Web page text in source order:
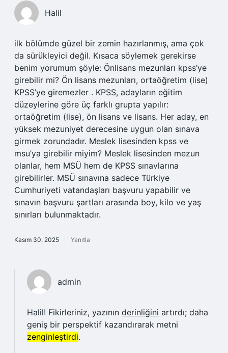
Halil
ilk bölümde güzel bir zemin hazırlanmış, ama çok
da sürükleyici değil. Kısaca söylemek gerekirse
benim yorumum şöyle: Önlisans mezunları kpss’ye
girebilir mi? Ön lisans mezunları, ortaöğretim (lise)
KPSS’ye giremezler . KPSS, adayların eğitim
düzeylerine göre üç farklı grupta yapılır:
ortaöğretim (lise), ön lisans ve lisans. Her aday, en
yüksek mezuniyet derecesine uygun olan sınava
girmek zorundadır. Meslek lisesinden kpss ve
msu’ya girebilir miyim? Meslek lisesinden mezun
olanlar, hem MSÜ hem de KPSS sınavlarına
girebilirler. MSÜ sınavına sadece Türkiye
Cumhuriyeti vatandaşları başvuru yapabilir ve
sınavın başvuru şartları arasında boy, kilo ve yaş
sınırları bulunmaktadır.
Kasım 30, 2025 Yanıtla
admin
Halil! Fikirleriniz, yazının derinliğini artırdı; daha
geniş bir perspektif kazandırarak metni
zenginleştirdi.